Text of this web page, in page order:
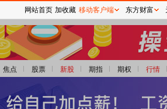
焦点 股票 新股 期指 期权 行情
网站首页 加收藏 移动客户端 东方财富